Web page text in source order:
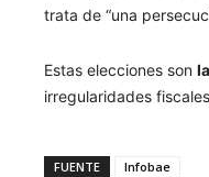
trata de “una
Estas elecciones son
irregularidades
FUENTE
Infobae